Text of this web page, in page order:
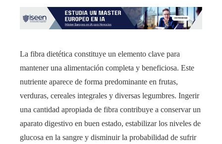
La fibra dietética constituye un elemento clave para
mantener una alimentación completa y beneficiosa. Este
nutriente aparece de forma predominante en frutas,
verduras, cereales integrales y diversas legumbres. Ingerir
una cantidad apropiada de fibra contribuye a conservar un
aparato digestivo en buen estado, estabilizar los niveles de
glucosa en la sangre y disminuir la probabilidad de sufrir